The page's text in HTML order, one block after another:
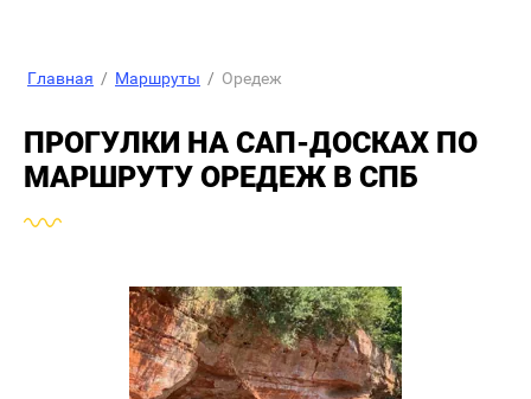
Главная / Маршруты / Оредеж
ПРОГУЛКИ НА САП-ДОСКАХ ПО
МАРШРУТУ ОРЕДЕЖ В СПБ